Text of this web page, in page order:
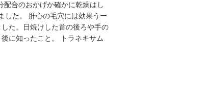
配合のおかげか確かに乾燥はし
した。 肝心の毛穴には効果うー
た。日焼けした首の後ろや手の
に知ったこと。 トラネキサム